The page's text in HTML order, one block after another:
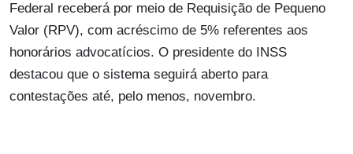
Federal receberá por meio de Requisição de Pequeno
Valor (RPV), com acréscimo de 5% referentes aos
honorários advocatícios. O presidente do INSS
destacou que o sistema seguirá aberto para
contestações até, pelo menos, novembro.